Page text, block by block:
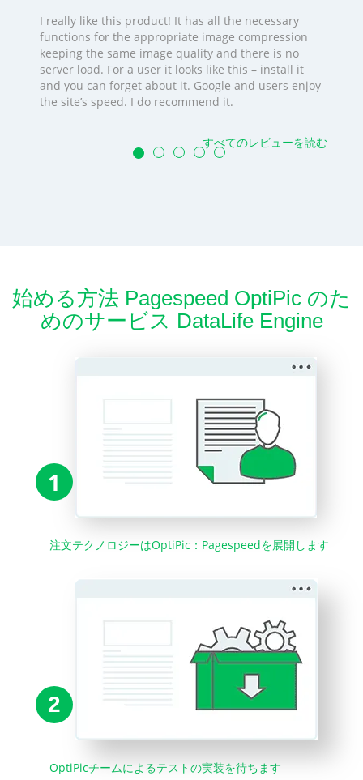
I really like this product! It has all the necessary
functions for the appropriate image compression
keeping the same image quality and there is no
server load. For a user it looks like this – install it
and you can forget about it. Google and users enjoy
the site’s speed. I do recommend it.
すべてのレビューを読む
始める方法 Pagespeed OptiPic のた
めのサービス DataLife Engine
1
注文テクノロジーはOptiPic：Pagespeedを展開します
2
OptiPicチームによるテストの実装を待ちます